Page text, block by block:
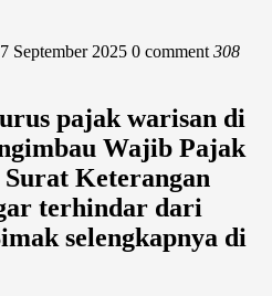
September 2025 0 comment 308
pajak warisan di
Wajib Pajak
Keterangan
terhindar dari
selengkapnya di